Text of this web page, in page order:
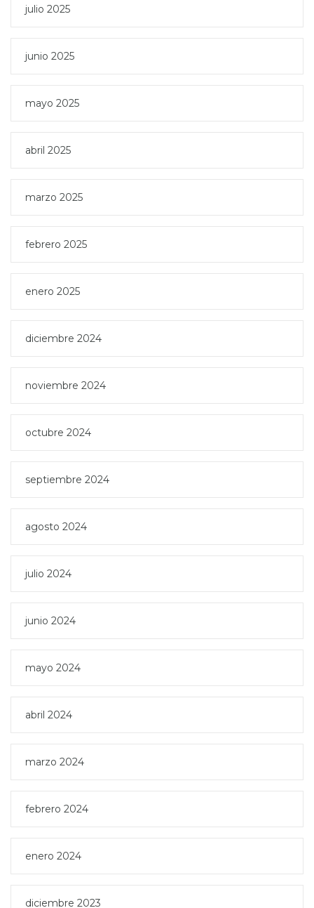
julio 2025
junio 2025
mayo 2025
abril 2025
marzo 2025
febrero 2025
enero 2025
diciembre 2024
noviembre 2024
octubre 2024
septiembre 2024
agosto 2024
julio 2024
junio 2024
mayo 2024
abril 2024
marzo 2024
febrero 2024
enero 2024
diciembre 2023